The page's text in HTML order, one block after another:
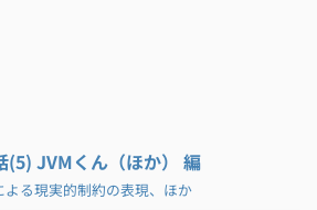
(5) JVMくん（ほか） 編
よる現実的制約の表現、ほか